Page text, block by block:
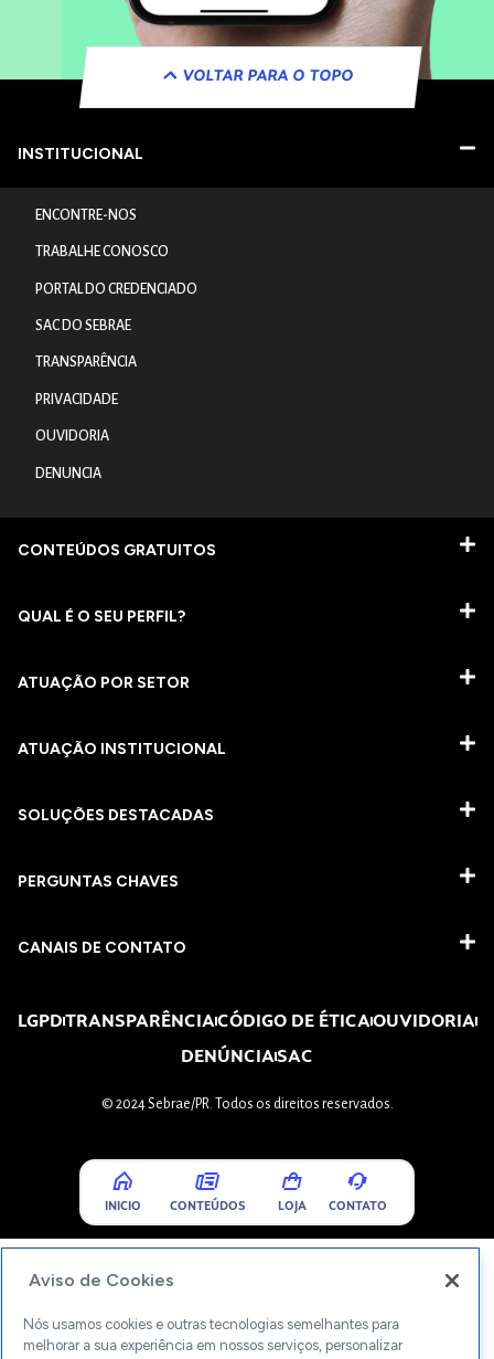
VOLTAR PARA O TOPO
INSTITUCIONAL
ENCONTRE-NOS
TRABALHE CONOSCO
PORTAL DO CREDENCIADO
SAC DO SEBRAE
TRANSPARÊNCIA
PRIVACIDADE
OUVIDORIA
DENUNCIA
CONTEÚDOS GRATUITOS
QUAL É O SEU PERFIL?
ATUAÇÃO POR SETOR
ATUAÇÃO INSTITUCIONAL
SOLUÇÕES DESTACADAS
PERGUNTAS CHAVES​
CANAIS DE CONTATO
LGPDTRANSPARÊNCIACÓDIGO DE ÉTICAOUVIDORIA
DENÚNCIASAC
© 2024 Sebrae/PR. Todos os direitos reservados.
INICIO CONTEÚDOS LOJA CONTATO
Aviso de Cookies
Nós usamos cookies e outras tecnologias semelhantes para
melhorar a sua experiência em nossos serviços, personalizar